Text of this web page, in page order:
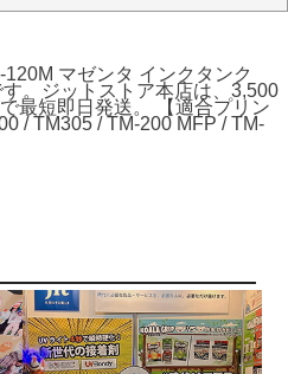
マゼンタ インクタンク
。ジットストア本店は、3,500
最短即日発送。 【適合プリン
/ TM305 / TM-200 MFP / TM-